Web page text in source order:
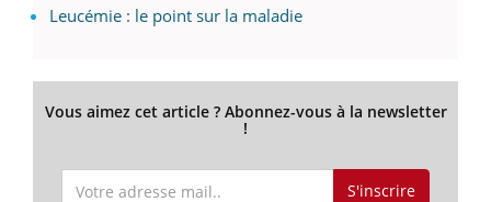
Leucémie : le point sur la maladie
Vous aimez cet article ? Abonnez-vous à la newsletter
!
S'inscrire